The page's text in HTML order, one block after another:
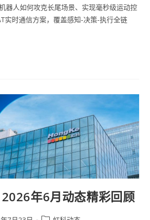
器人如何攻克长尾场景、实现毫秒级运动控
实时通信方案，覆盖感知-决策-执行全链
年6月动态精彩回顾